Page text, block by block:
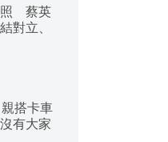
照 蔡英
對立、
搭卡車
有大家